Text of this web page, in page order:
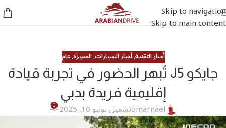
Skip to navigation
Skip to main content
أخبار التقنية,أخبار السيارات,المميزة,عام
جايكو J5 تُبهر الحضور في تجربة قيادة
إقليمية فريدة بدبي
omarnaelتشغيل يوليو 10, 2025 0